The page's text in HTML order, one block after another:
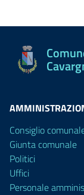
Consiglio
Giunta comunale
Politici
Uffici
Personale